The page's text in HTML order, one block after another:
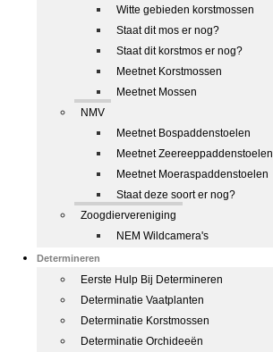
Witte gebieden korstmossen
Staat dit mos er nog?
Staat dit korstmos er nog?
Meetnet Korstmossen
Meetnet Mossen
NMV
Meetnet Bospaddenstoelen
Meetnet Zeereeppaddenstoelen
Meetnet Moeraspaddenstoelen
Staat deze soort er nog?
Zoogdiervereniging
NEM Wildcamera's
Determineren
Eerste Hulp Bij Determineren
Determinatie Vaatplanten
Determinatie Korstmossen
Determinatie Orchideeën